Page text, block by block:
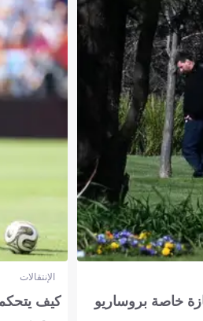
خاصة بروساريو
الإنتقالات
كيف